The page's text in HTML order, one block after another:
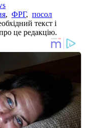
, ФРГ, посол
текст і
це редакцію.